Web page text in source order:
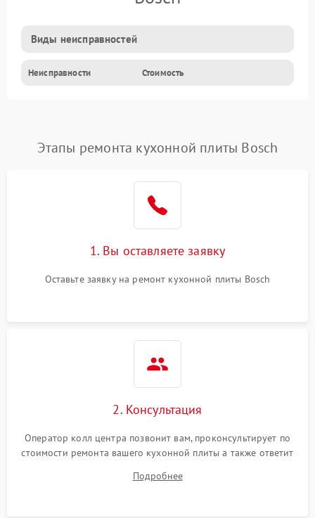
Виды неисправностей
Неисправности Стоимость
Этапы ремонта кухонной плиты Bosch
1. Вы оставляете заявку
Оставьте заявку на ремонт кухонной плиты Bosch
2. Консультация
Оператор колл центра позвонит вам, проконсультирует по
стоимости ремонта вашего кухонной плиты а также ответит
Подробнее